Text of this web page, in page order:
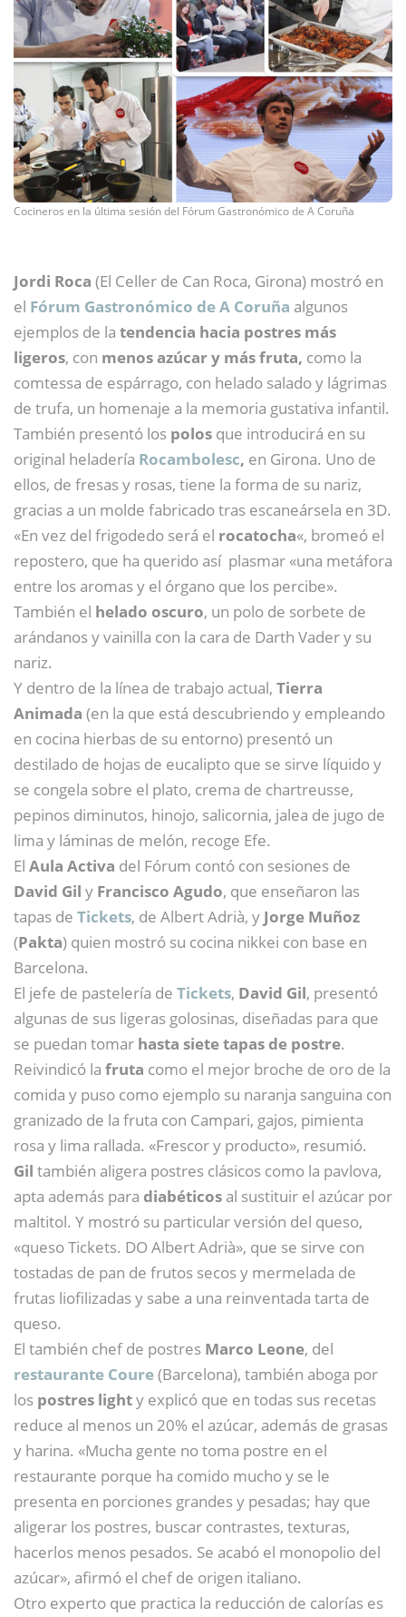
Cocineros en la última sesión del Fórum Gastronómico de A Coruña
Jordi Roca (El Celler de Can Roca, Girona) mostró en
el Fórum Gastronómico de A Coruña algunos
ejemplos de la tendencia hacia postres más
ligeros, con menos azúcar y más fruta, como la
comtessa de espárrago, con helado salado y lágrimas
de trufa, un homenaje a la memoria gustativa infantil.
También presentó los polos que introducirá en su
original heladería Rocambolesc, en Girona. Uno de
ellos, de fresas y rosas, tiene la forma de su nariz,
gracias a un molde fabricado tras escaneársela en 3D.
«En vez del frigodedo será el rocatocha«, bromeó el
repostero, que ha querido así plasmar «una metáfora
entre los aromas y el órgano que los percibe».
También el helado oscuro, un polo de sorbete de
arándanos y vainilla con la cara de Darth Vader y su
nariz.
Y dentro de la línea de trabajo actual, Tierra
Animada (en la que está descubriendo y empleando
en cocina hierbas de su entorno) presentó un
destilado de hojas de eucalipto que se sirve líquido y
se congela sobre el plato, crema de chartreusse,
pepinos diminutos, hinojo, salicornia, jalea de jugo de
lima y láminas de melón, recoge Efe.
El Aula Activa del Fórum contó con sesiones de
David Gil y Francisco Agudo, que enseñaron las
tapas de Tickets, de Albert Adrià, y Jorge Muñoz
(Pakta) quien mostró su cocina nikkei con base en
Barcelona.
El jefe de pastelería de Tickets, David Gil, presentó
algunas de sus ligeras golosinas, diseñadas para que
se puedan tomar hasta siete tapas de postre.
Reivindicó la fruta como el mejor broche de oro de la
comida y puso como ejemplo su naranja sanguina con
granizado de la fruta con Campari, gajos, pimienta
rosa y lima rallada. «Frescor y producto», resumió.
Gil también aligera postres clásicos como la pavlova,
apta además para diabéticos al sustituir el azúcar por
maltitol. Y mostró su particular versión del queso,
«queso Tickets. DO Albert Adrià», que se sirve con
tostadas de pan de frutos secos y mermelada de
frutas liofilizadas y sabe a una reinventada tarta de
queso.
El también chef de postres Marco Leone, del
restaurante Coure(Barcelona), también aboga por
los postres lighty explicó que en todas sus recetas
reduce al menos un 20% el azúcar, además de grasas
y harina. «Mucha gente no toma postre en el
restaurante porque ha comido mucho y se le
presenta en porciones grandes y pesadas; hay que
aligerar los postres, buscar contrastes, texturas,
hacerlos menos pesados. Se acabó el monopolio del
azúcar», afirmó el chef de origen italiano.
Otro experto que practica la reducción de calorías es